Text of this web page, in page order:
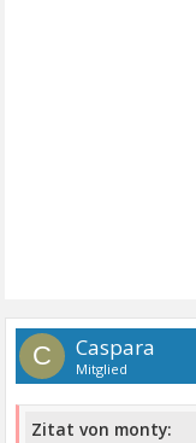
C Caspara
Mitglied
Zitat von monty: